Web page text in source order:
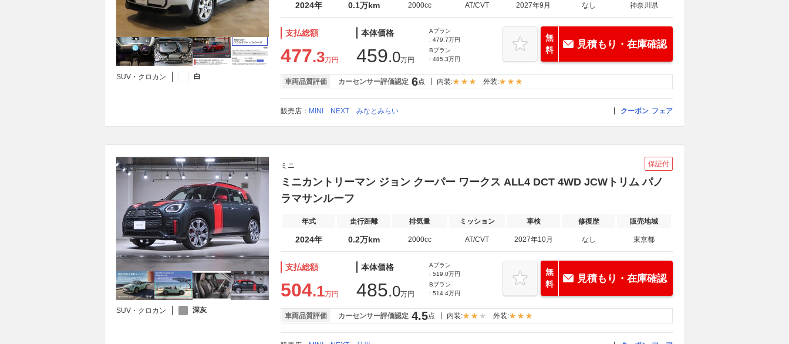
SUV・クロカン 白
2024年 0.1万km 2000cc AT/CVT 2027年9月 なし 神奈川県
支払総額
477.3万円
本体価格
459.0万円
Aプラン
: 479.7万円
Bプラン
: 485.3万円
無
料
見積もり・在庫確認
車両品質評価 カーセンサー評価認定 6点 内装: 外装:
販売店： MINI NEXT みなとみらい クーポン フェア
SUV・クロカン 深灰
ミニ 保証付
ミニカントリーマン ジョン クーパー ワークス ALL4 DCT 4WD JCWトリム パノ
ラマサンルーフ
年式 走行距離 排気量 ミッション 車検 修復歴 販売地域
2024年 0.2万km 2000cc AT/CVT 2027年10月 なし 東京都
支払総額
504.1万円
本体価格
485.0万円
Aプラン
: 519.0万円
Bプラン
: 514.4万円
無
料
見積もり・在庫確認
車両品質評価 カーセンサー評価認定 4.5点 内装: 外装: